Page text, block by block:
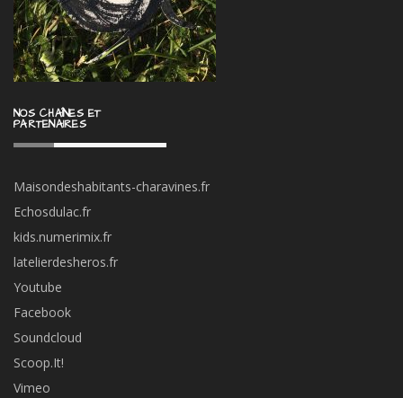
NOS CHAÎNES ET
PARTENAIRES
Maisondeshabitants-charavines.fr
Echosdulac.fr
kids.numerimix.fr
latelierdesheros.fr
Youtube
Facebook
Soundcloud
Scoop.It!
Vimeo